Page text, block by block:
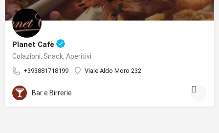
Planet Cafè
Colazioni, Snack, Aperitivi
+393881718199 Viale Aldo Moro 232
Bar e Birrerie